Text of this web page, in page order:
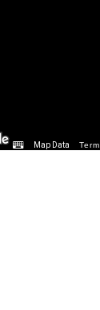
Map Data